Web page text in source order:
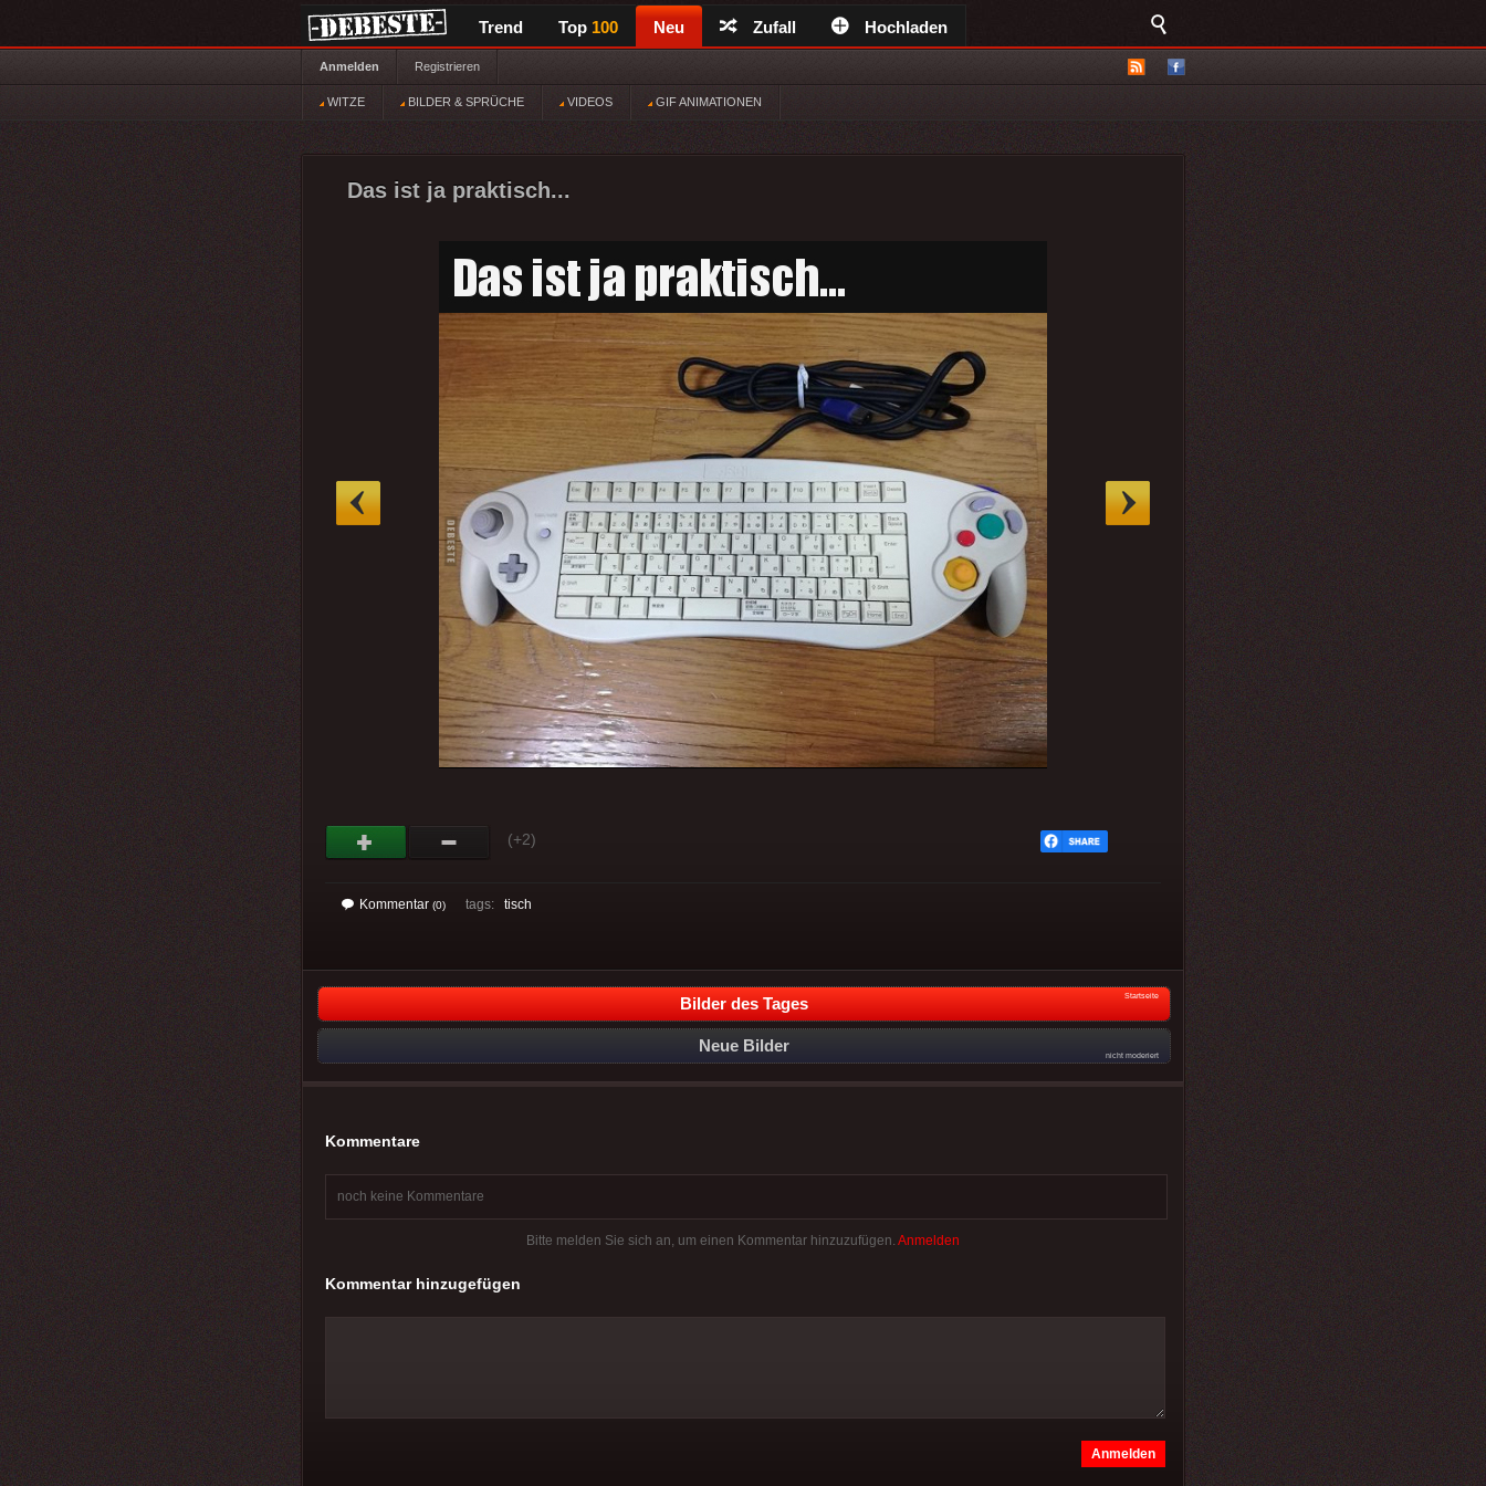
Trend Top 100 Neu Zufall Hochladen
Anmelden Registrieren
WITZE BILDER & SPRÜCHE VIDEOS GIF ANIMATIONEN
Das ist ja praktisch...
(+2)
Kommentar (0) tags: tisch
Bilder des Tages Startseite
Neue Bilder
nicht moderiert
Kommentare
noch keine Kommentare
Bitte melden Sie sich an, um einen Kommentar hinzuzufügen. Anmelden
Kommentar hinzugefügen